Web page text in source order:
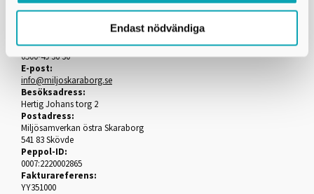
Endast nödvändiga
Miljösamverkan östra Skaraborg
Telefon:
0500-49 36 30
E-post:
info@miljoskaraborg.se
Besöksadress:
Hertig Johans torg 2
Postadress:
Miljösamverkan östra Skaraborg
541 83 Skövde
Peppol-ID:
0007:2220002865
Fakturareferens:
YY351000